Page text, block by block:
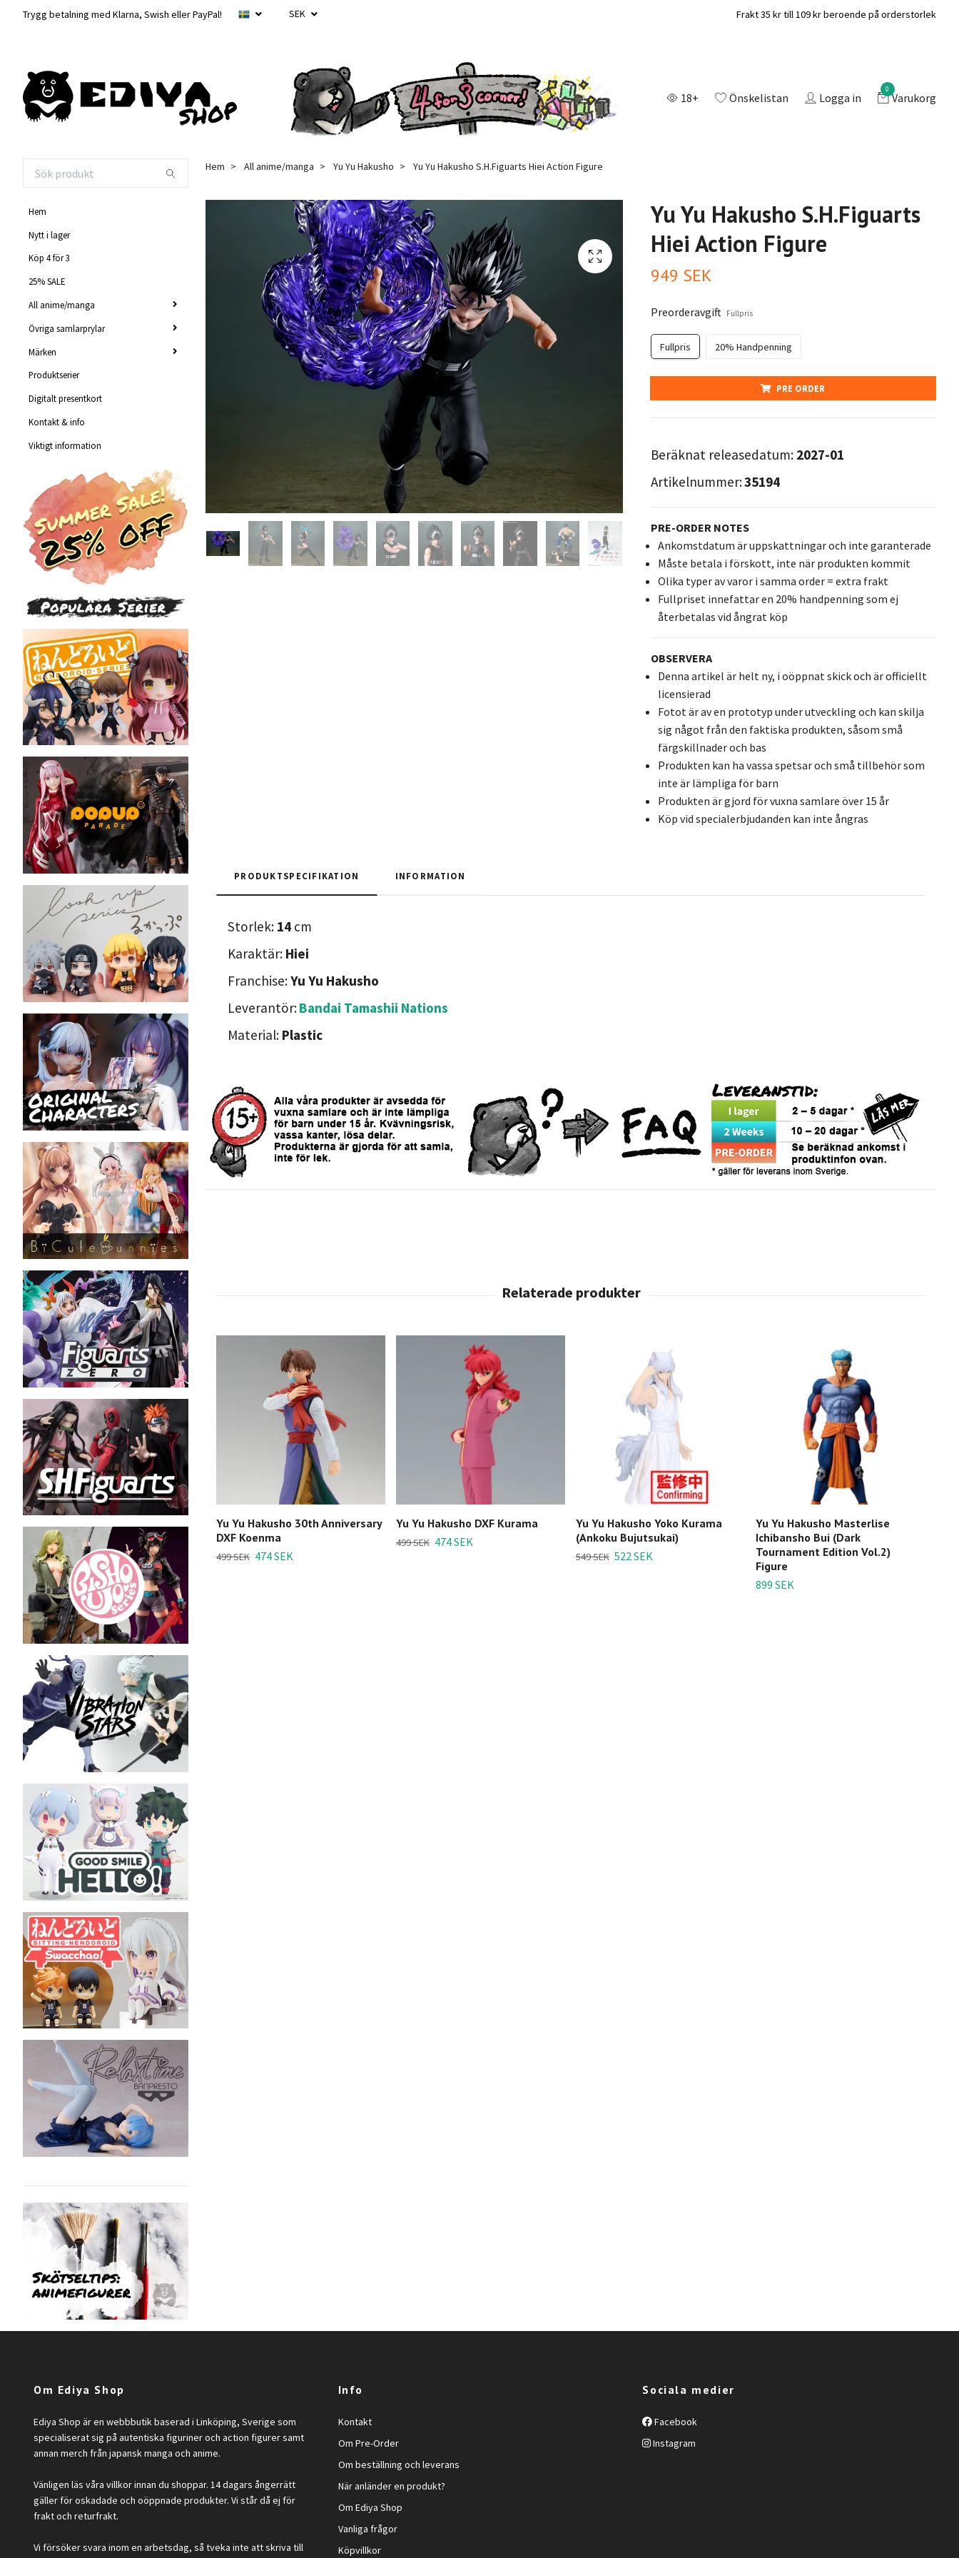
Trygg betalning med Klarna, Swish eller PayPal! SEK Frakt 35 kr till 109 kr beroende på orderstorlek
18+ Önskelistan Logga in
0
Varukorg
Hem
Nytt i lager
Köp 4 för 3
25% SALE
All anime/manga
Övriga samlarprylar
Märken
Produktserier
Digitalt presentkort
Kontakt & info
Viktigt information
Hem All anime/manga Yu Yu Hakusho Yu Yu Hakusho S.H.Figuarts Hiei Action Figure
Yu Yu Hakusho S.H.Figuarts
Hiei Action Figure
949 SEK
Preorderavgift Fullpris
Fullpris 20% Handpenning
PRE ORDER
Beräknat releasedatum: 2027-01
Artikelnummer:35194
PRE-ORDER NOTES
Ankomstdatum är uppskattningar och inte garanterade
Måste betala i förskott, inte när produkten kommit
Olika typer av varor i samma order = extra frakt
Fullpriset innefattar en 20% handpenning som ej
återbetalas vid ångrat köp
OBSERVERA
Denna artikel är helt ny, i oöppnat skick och är officiellt
licensierad
Fotot är av en prototyp under utveckling och kan skilja
sig något från den faktiska produkten, såsom små
färgskillnader och bas
Produkten kan ha vassa spetsar och små tillbehör som
inte är lämpliga för barn
Produkten är gjord för vuxna samlare över 15 år
Köp vid specialerbjudanden kan inte ångras
PRODUKTSPECIFIKATION INFORMATION
Storlek: 14 cm
Karaktär: Hiei
Franchise:Yu Yu Hakusho
Leverantör:Bandai Tamashii Nations
Material: Plastic
Yu Yu Hakusho 30th Anniversary
DXF Koenma
499 SEK 474 SEK
Yu Yu Hakusho DXF Kurama
499 SEK 474 SEK
Yu Yu Hakusho Yoko Kurama
(Ankoku Bujutsukai)
549 SEK 522 SEK
Yu Yu Hakusho Masterlise
Ichibansho Bui (Dark
Tournament Edition Vol.2)
Figure
899 SEK
Om Ediya Shop
Ediya Shop är en webbbutik baserad i Linköping, Sverige som
specialiserat sig på autentiska figuriner och action figurer samt
annan merch från japansk manga och anime.
Vänligen läs våra villkor innan du shoppar. 14 dagars ångerrätt
gäller för oskadade och oöppnade produkter. Vi står då ej för
frakt och returfrakt.
Vi försöker svara inom en arbetsdag, så tveka inte att skriva till
Info
Kontakt
Om Pre-Order
Om beställning och leverans
När anländer en produkt?
Om Ediya Shop
Vanliga frågor
Köpvillkor
Sociala medier
Facebook
Instagram